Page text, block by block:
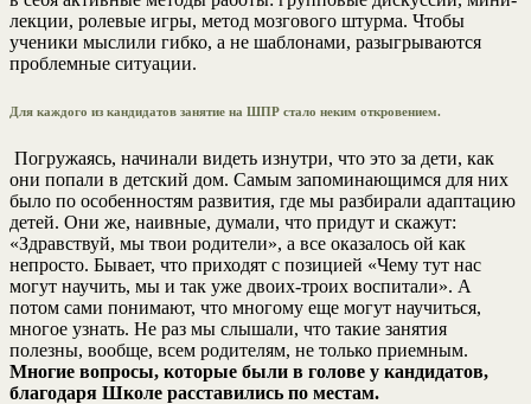
лекции, ролевые игры, метод мозгового штурма. Чтобы
ученики мыслили гибко, а не шаблонами, разыгрываются
проблемные ситуации.
Для каждого из кандидатов занятие на ШПР стало неким откровением.
Погружаясь, начинали видеть изнутри, что это за дети, как
они попали в детский дом. Самым запоминающимся для них
было по особенностям развития, где мы разбирали адаптацию
детей. Они же, наивные, думали, что придут и скажут:
«Здравствуй, мы твои родители», а все оказалось ой как
непросто. Бывает, что приходят с позицией «Чему тут нас
могут научить, мы и так уже двоих-троих воспитали». А
потом сами понимают, что многому еще могут научиться,
многое узнать. Не раз мы слышали, что такие занятия
полезны, вообще, всем родителям, не только приемным.
Многие вопросы, которые были в голове у кандидатов,
благодаря Школе расставились по местам.